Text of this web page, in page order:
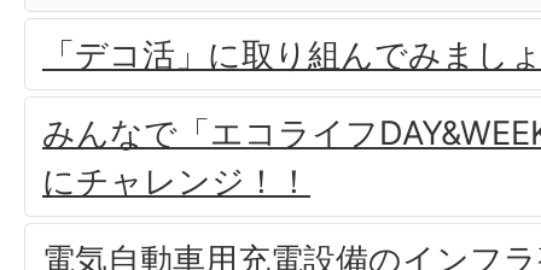
「デコ活」に取り組んでみまし
みんなで「エコライフ
にチャレンジ！！
電気自動車用充電設備のインフ